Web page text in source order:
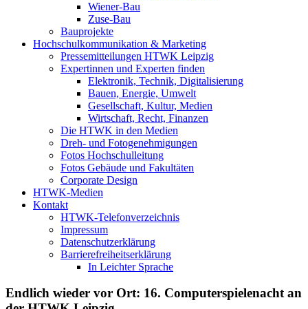
Wiener-Bau
Zuse-Bau
Bauprojekte
Hochschulkommunikation & Marketing
Pressemitteilungen HTWK Leipzig
Expertinnen und Experten finden
Elektronik, Technik, Digitalisierung
Bauen, Energie, Umwelt
Gesellschaft, Kultur, Medien
Wirtschaft, Recht, Finanzen
Die HTWK in den Medien
Dreh- und Fotogenehmigungen
Fotos Hochschulleitung
Fotos Gebäude und Fakultäten
Corporate Design
HTWK-Medien
Kontakt
HTWK-Telefonverzeichnis
Impressum
Datenschutzerklärung
Barrierefreiheitserklärung
In Leichter Sprache
Endlich wieder vor Ort: 16. Computerspielenacht an